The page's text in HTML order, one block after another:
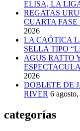
ELISA, LA
REGATAS
CUARTA
2026
LA CAÓTICA
SELLA TIPO
AGUS RATTO
2026
DOBLETE DE
RIVER 6
categorías